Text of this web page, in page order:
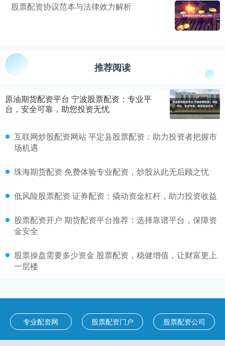
股票配资协议范本与法律效力解析
推荐阅读
原油期货配资平台 宁波股票配资：专业平
台，安全可靠，助您投资无忧
互联网炒股配资网站 平定县股票配资：助力投资者把握市
场机遇
珠海期货配资 免费体验专业配资，炒股从此无后顾之忧
低风险股票配资 证券配资：撬动资金杠杆，助力投资收益
股票配资开户 期货配资平台推荐：选择靠谱平台，保障资
金安全
股票操盘需要多少资金 股票配资，稳健增值，让财富更上
一层楼
专业配资网 股票配资门户 股票配资公司